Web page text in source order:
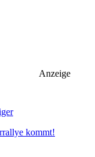
Anzeige
kommt!